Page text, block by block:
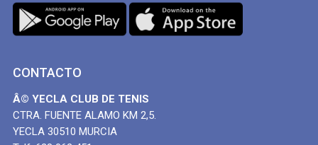
CONTACTO
Â© YECLA CLUB DE TENIS
CTRA. FUENTE ALAMO KM 2,5.
YECLA 30510 MURCIA